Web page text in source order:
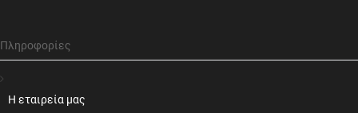
Πληροφορίες
Η εταιρεία μας